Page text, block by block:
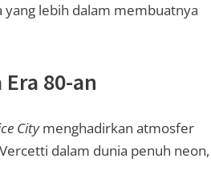
lebih dalam membuatnya
80-an
Citymenghadirkan atmosfer
dalam dunia penuh neon,